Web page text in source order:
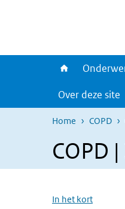
Over deze site
Home COPD
COPD
Overslaan menu
In het kort